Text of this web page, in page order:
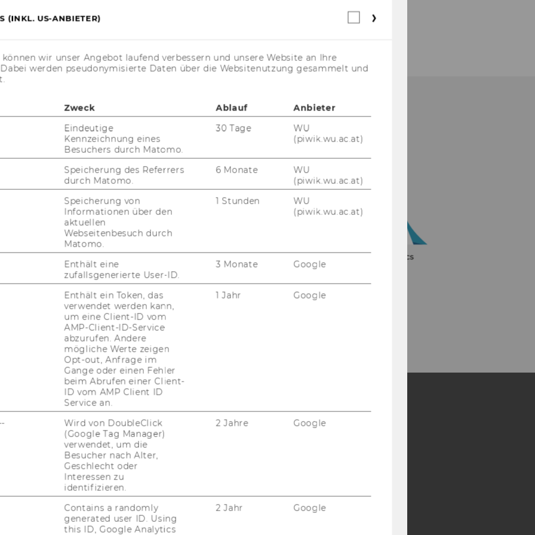
Customer Analytics
NewsletterBluesky
WEBSEITE
ACCREDITED BY:
(INKL. US-ANBIETER)
Webstatistik
wir unser Angebot laufend verbessern und unsere Website an Ihre
werden pseudonymisierte Daten über die Websitenutzung gesammelt und
Zweck Ablauf
Anbieter
Eindeutige
Kennzeichnung eines
Besuchers durch Matomo.
30 Tage
WU
(piwik.wu.ac.at)
Speicherung des Referrers
durch Matomo.
6 Monate
WU
(piwik.wu.ac.at)
Speicherung von
Informationen über den
aktuellen
Webseitenbesuch durch
Matomo.
1 Stunden
WU
(piwik.wu.ac.at)
Enthält eine
zufallsgenerierte User-ID.
3 Monate Google
Enthält ein Token, das
verwendet werden kann,
um eine Client-ID vom
AMP-Client-ID-Service
abzurufen. Andere
mögliche Werte zeigen
Opt-out, Anfrage im
Gange oder einen Fehler
beim Abrufen einer Client-
ID vom AMP Client ID
Service an.
1 Jahr Google
Wird von DoubleClick
(Google Tag Manager)
verwendet, um die
Besucher nach Alter,
Geschlecht oder
Interessen zu
identifizieren.
2 Jahre Google
Contains a randomly
generated user ID. Using
this ID, Google Analytics
2 Jahr Google